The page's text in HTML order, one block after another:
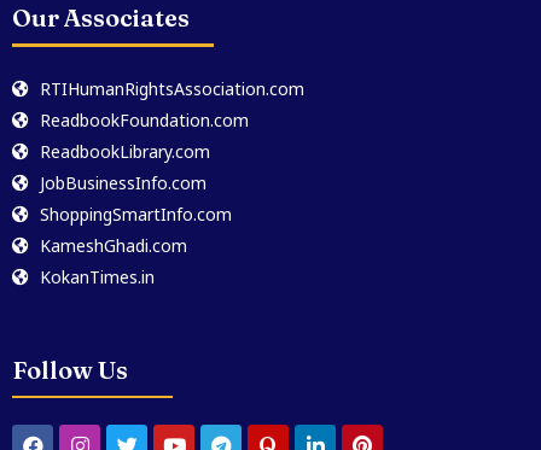
Our Associates
RTIHumanRightsAssociation.com
ReadbookFoundation.com
ReadbookLibrary.com
JobBusinessInfo.com
ShoppingSmartInfo.com
KameshGhadi.com
KokanTimes.in
Follow Us